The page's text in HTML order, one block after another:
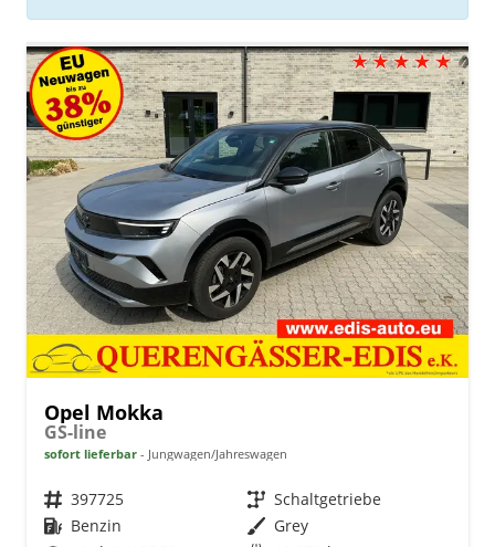
Opel Mokka
GS-line
sofort lieferbar Jungwagen/Jahreswagen
Fahrzeugnr. 397725 Getriebe Schaltgetriebe
Kraftstoff Benzin Außenfarbe Grey